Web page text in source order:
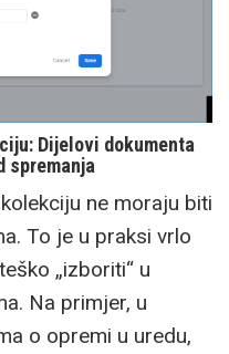
Dijelovi dokumenta
spremanja
ne moraju biti
To je u praksi vrlo
„izboriti“ u
Na primjer, u
o opremi u uredu,